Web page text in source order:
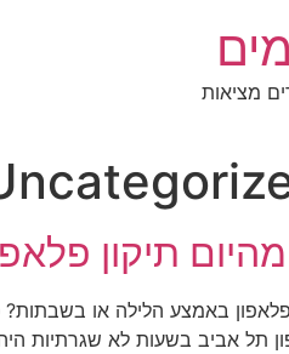
מציאות
תיקון פלאפונים 24/7
באמצע הלילה או
תל אביב בשעות לא שגרתיות